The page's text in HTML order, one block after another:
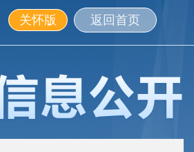
关怀版 返回首页